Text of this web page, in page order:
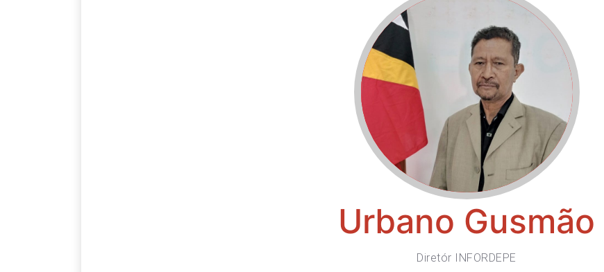
Urbano Gusmão
Diretór INFORDEPE